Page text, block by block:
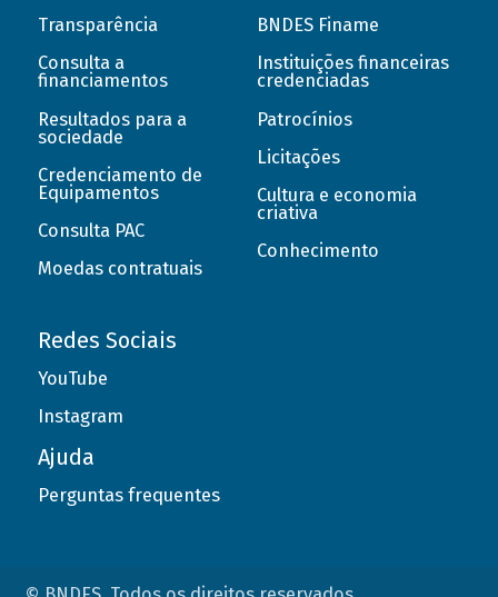
Transparência
Consulta a
financiamentos
Resultados para a
sociedade
Credenciamento de
Equipamentos
Consulta PAC
Moedas contratuais
BNDES Finame
Instituições financeiras
credenciadas
Patrocínios
Licitações
Cultura e economia
criativa
Conhecimento
Redes Sociais
YouTube
Instagram
Ajuda
Perguntas frequentes